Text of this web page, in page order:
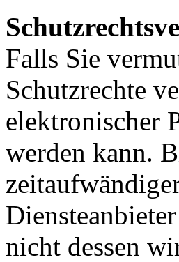
Falls Sie
Schutzrechte
elektronischer
werden kann.
nicht dessen